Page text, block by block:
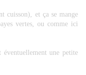
cuisson), et ça se mange
vertes, ou comme ici
une petite